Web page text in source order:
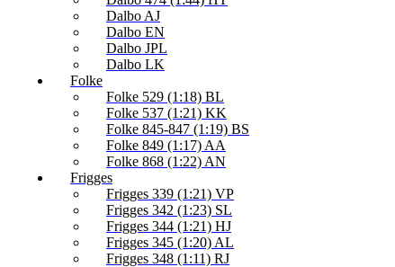
Dalbo AJ
Dalbo EN
Dalbo JPL
Dalbo LK
Folke
Folke 529 (1:18) BL
Folke 537 (1:21) KK
Folke 845-847 (1:19) BS
Folke 849 (1:17) AA
Folke 868 (1:22) AN
Frigges
Frigges 339 (1:21) VP
Frigges 342 (1:23) SL
Frigges 344 (1:21) HJ
Frigges 345 (1:20) AL
Frigges 348 (1:11) RJ